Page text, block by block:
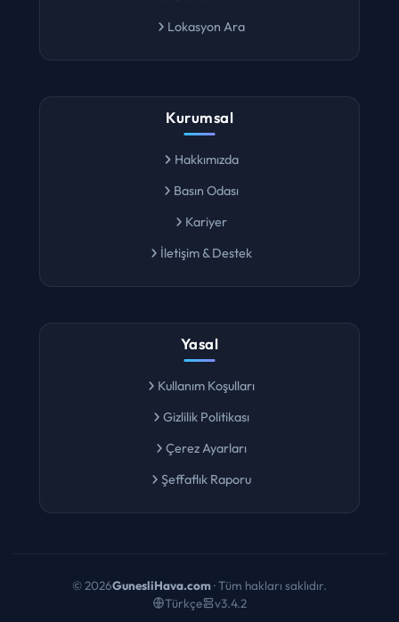
Kurumsal
Yasal
GunesliHava.com· Tüm hakları saklıdır.